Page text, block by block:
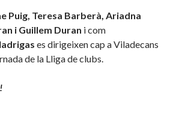
Puig, Teresa Barberà, Ariadna
i Guillem Duran i com
es dirigeixen cap a Viladecans
de la Lliga de clubs.